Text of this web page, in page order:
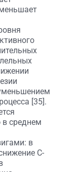
[35].
среднем
в
С-